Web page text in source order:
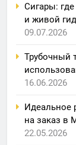
Сигары:
и живой гид
09.07.2026
Трубочный
16.06.2026
Идеальное
на заказ в
22.05.2026